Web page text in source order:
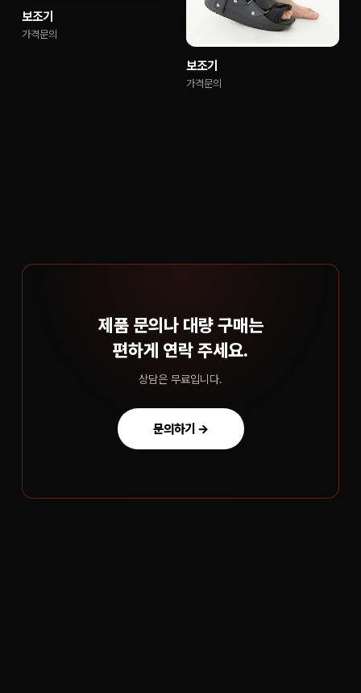
보조기
가격문의
보조기
가격문의
제품 문의나 대량 구매는
편하게 연락 주세요.
상담은 무료입니다.
문의하기 →